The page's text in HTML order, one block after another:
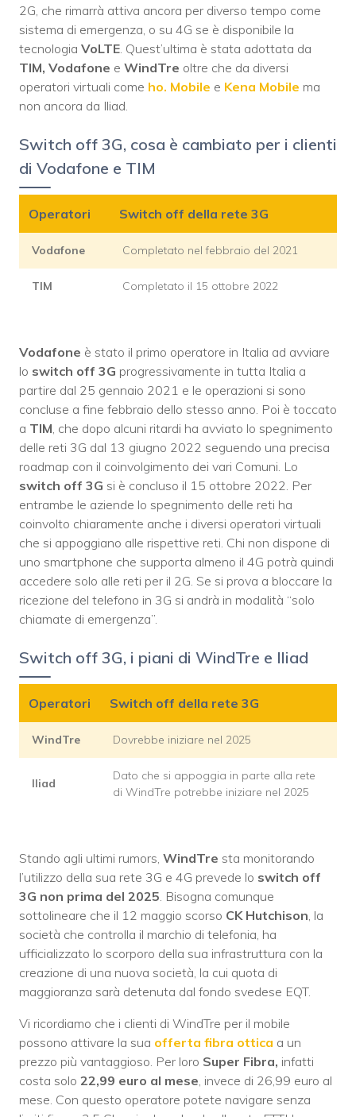
2G, che rimarrà attiva ancora per diverso tempo come
sistema di emergenza, o su 4G se è disponibile la
tecnologia VoLTE. Quest’ultima è stata adottata da
TIM, Vodafone e WindTre oltre che da diversi
operatori virtuali come ho. Mobile e Kena Mobile ma
non ancora da Iliad.
Switch off 3G, cosa è cambiato per i clienti
di Vodafone e TIM
Operatori Switch off della rete 3G
Vodafone Completato nel febbraio del 2021
TIM Completato il 15 ottobre 2022
Vodafone è stato il primo operatore in Italia ad avviare
lo switch off 3G progressivamente in tutta Italia a
partire dal 25 gennaio 2021 e le operazioni si sono
concluse a fine febbraio dello stesso anno. Poi è toccato
a TIM, che dopo alcuni ritardi ha avviato lo spegnimento
delle reti 3G dal 13 giugno 2022 seguendo una precisa
roadmap con il coinvolgimento dei vari Comuni. Lo
switch off 3G si è concluso il 15 ottobre 2022. Per
entrambe le aziende lo spegnimento delle reti ha
coinvolto chiaramente anche i diversi operatori virtuali
che si appoggiano alle rispettive reti. Chi non dispone di
uno smartphone che supporta almeno il 4G potrà quindi
accedere solo alle reti per il 2G. Se si prova a bloccare la
ricezione del telefono in 3G si andrà in modalità “solo
chiamate di emergenza”.
Switch off 3G, i piani di WindTre e Iliad
Operatori Switch off della rete 3G
WindTre Dovrebbe iniziare nel 2025
Iliad
Dato che si appoggia in parte alla rete
di WindTre potrebbe iniziare nel 2025
Stando agli ultimi rumors, WindTre sta monitorando
l’utilizzo della sua rete 3G e 4G prevede lo switch off
3G non prima del 2025. Bisogna comunque
sottolineare che il 12 maggio scorso CK Hutchison, la
società che controlla il marchio di telefonia, ha
ufficializzato lo scorporo della sua infrastruttura con la
creazione di una nuova società, la cui quota di
maggioranza sarà detenuta dal fondo svedese EQT.
Vi ricordiamo che i clienti di WindTre per il mobile
possono attivare la sua offerta fibra ottica a un
prezzo più vantaggioso. Per loro Super Fibra, infatti
costa solo 22,99 euro al mese, invece di 26,99 euro al
mese. Con questo operatore potete navigare senza